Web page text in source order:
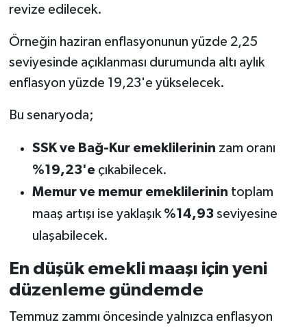
revize edilecek.
Örneğin haziran enflasyonunun yüzde 2,25
seviyesinde açıklanması durumunda altı aylık
enflasyon yüzde 19,23'e yükselecek.
Bu senaryoda;
SSK ve Bağ-Kur emeklilerinin zam oranı
%19,23'eçıkabilecek.
Memur ve memur emeklilerinin toplam
maaş artışı ise yaklaşık %14,93seviyesine
ulaşabilecek.
En düşük emekli maaşı için yeni
düzenleme gündemde
Temmuz zammı öncesinde yalnızca enflasyon